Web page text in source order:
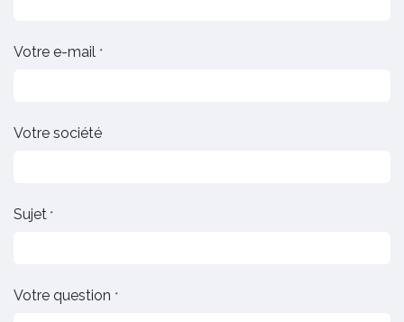
Votre e-mail *
Votre société
Sujet *
Votre question *